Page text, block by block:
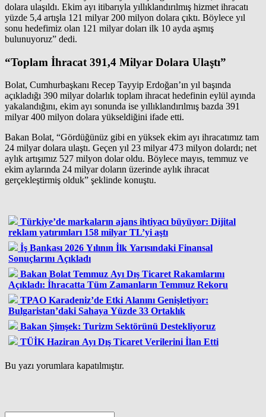
dolara ulaşıldı. Ekim ayı itibarıyla yıllıklandırılmış hizmet ihracatı
yüzde 5,4 artışla 121 milyar 200 milyon dolara çıktı. Böylece yıl
sonu hedefimiz olan 121 milyar doları ilk 10 ayda aşmış
bulunuyoruz” dedi.
“Toplam İhracat 391,4 Milyar Dolara Ulaştı”
Bolat, Cumhurbaşkanı Recep Tayyip Erdoğan’ın yıl başında
açıkladığı 390 milyar dolarlık toplam ihracat hedefinin eylül ayında
yakalandığını, ekim ayı sonunda ise yıllıklandırılmış bazda 391
milyar 400 milyon dolara yükseldiğini ifade etti.
Bakan Bolat, “Gördüğünüz gibi en yüksek ekim ayı ihracatımız tam
24 milyar dolara ulaştı. Geçen yıl 23 milyar 473 milyon dolardı; net
aylık artışımız 527 milyon dolar oldu. Böylece mayıs, temmuz ve
ekim aylarında 24 milyar doların üzerinde aylık ihracat
gerçekleştirmiş olduk” şeklinde konuştu.
Türkiye’de markaların ajans ihtiyacı büyüyor: Dijital
reklam yatırımları 158 milyar TL’yi aştı
İş Bankası 2026 Yılının İlk Yarısındaki Finansal
Sonuçlarını Açıkladı
Bakan Bolat Temmuz Ayı Dış Ticaret Rakamlarını
Açıkladı: İhracatta Tüm Zamanların Temmuz Rekoru
TPAO Karadeniz’de Etki Alanını Genişletiyor:
Bulgaristan’daki Sahaya Yüzde 33 Ortaklık
Bakan Şimşek: Turizm Sektörünü Destekliyoruz
TÜİK Haziran Ayı Dış Ticaret Verilerini İlan Etti
Bu yazı yorumlara kapatılmıştır.